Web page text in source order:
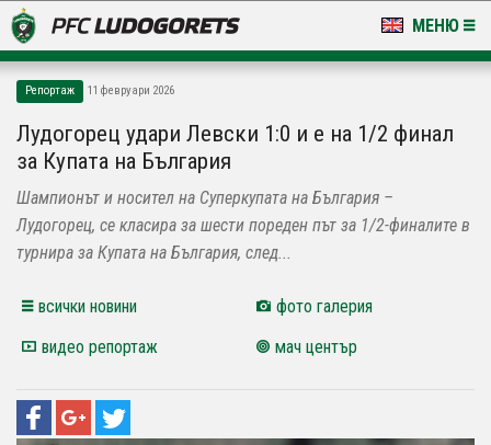
МЕНЮ
LUDOGORETS TV
НА ТЕРЕНА
СТАДИОН & БАЗИ
Репортаж 11 февруари 2026
Лудогорец удари Левски 1:0 и е на 1/2 финал
за Купата на България
Шампионът и носител на Суперкупата на България –
Лудогорец, се класира за шести пореден път за 1/2-финалите в
турнира за Купата на България, след...
всички новини
фото галерия
видео репортаж
мач център